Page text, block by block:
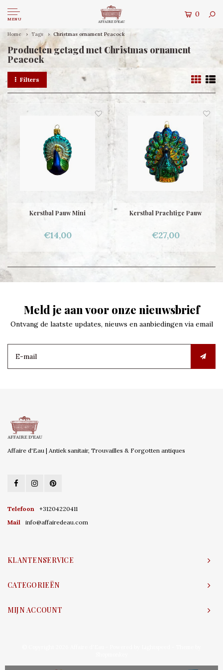
MENU
0
Home Tags Christmas ornament Peacock
Producten getagd met Christmas ornament
Peacock
Filters
Kerstbal Pauw Mini
€14,00
Kerstbal Prachtige Pauw
€27,00
Meld je aan voor onze nieuwsbrief
Ontvang de laatste updates, nieuws en aanbiedingen via email
Affaire d'Eau | Antiek sanitair, Trouvailles & Forgotten antiques
Telefoon
+31204220411
Mail
info@affairedeau.com
KLANTENSERVICE
CATEGORIEËN
MIJN ACCOUNT